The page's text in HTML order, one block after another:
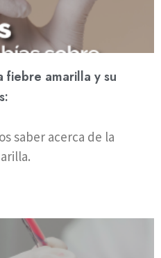
fiebre amarilla y su
saber acerca de la